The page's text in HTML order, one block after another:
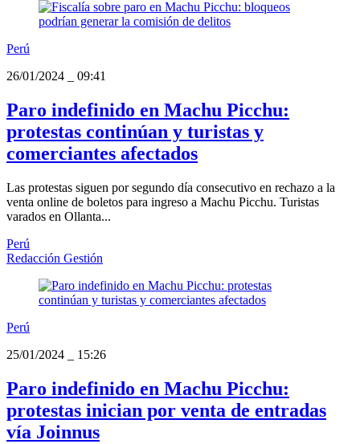
Perú
26/01/2024
09:41
Paro indefinido en Machu Picchu:
protestas continúan y turistas y
comerciantes afectados
Las protestas siguen por segundo día consecutivo en rechazo a la
venta online de boletos para ingreso a Machu Picchu. Turistas
varados en Ollanta...
Perú
Redacción Gestión
Perú
25/01/2024
15:26
Paro indefinido en Machu Picchu:
protestas inician por venta de entradas
vía Joinnus